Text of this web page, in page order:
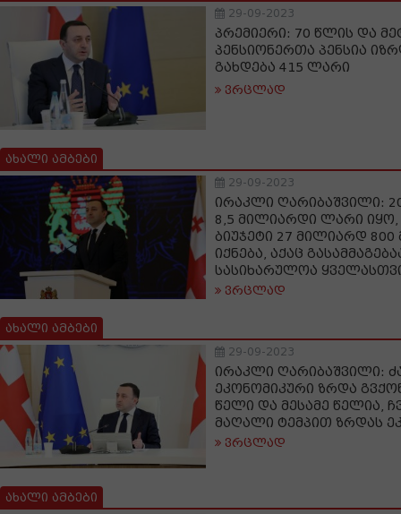
29-09-2023
პრემიერი: 70 წლის და
პენსიონერთა პენსია
გახდება 415 ლარი
ვრცლად
ახალი ამბები
29-09-2023
ირაკლი ღარიბაშვილი:
8,5 მილიარდი ლარი იყო,
ბიუჯეტი 27 მილიარდ
იქნება, აქაც
სასიხარულოა
ვრცლად
ახალი ამბები
29-09-2023
ირაკლი ღარიბაშვილი:
ეკონომიკური ზრდა
წელი და მესამე წელია,
მაღალი ტემპით ზრდას
ვრცლად
ახალი ამბები